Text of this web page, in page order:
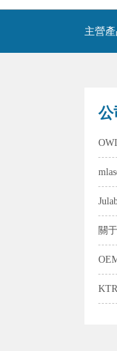
主營
公
關